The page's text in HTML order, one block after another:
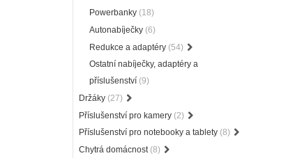
Powerbanky (18)
Autonabíječky (6)
Redukce a adaptéry (54)
Ostatní nabíječky, adaptéry a
příslušenství (9)
Držáky (27)
Příslušenství pro kamery (2)
Příslušenství pro notebooky a tablety (8)
Chytrá domácnost (8)